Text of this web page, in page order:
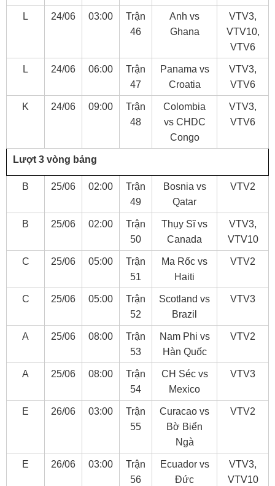
L 24/06 03:00
Trận
46
Anh vs
Ghana
VTV3,
VTV10,
VTV6
L 24/06 06:00
Trận
47
Panama vs
Croatia
VTV3,
VTV6
K 24/06 09:00
Trận
48
Colombia
vs CHDC
Congo
VTV3,
VTV6
Lượt 3 vòng bảng
B 25/06 02:00
Trận
49
Bosnia vs
Qatar
VTV2
B 25/06 02:00
Trận
50
Thụy Sĩ vs
Canada
VTV3,
VTV10
C 25/06 05:00
Trận
51
Ma Rốc vs
Haiti
VTV2
C 25/06 05:00
Trận
52
Scotland vs
Brazil
VTV3
A 25/06 08:00
Trận
53
Nam Phi vs
Hàn Quốc
VTV2
A 25/06 08:00
Trận
54
CH Séc vs
Mexico
VTV3
E 26/06 03:00
Trận
55
Curacao vs
Bờ Biển
Ngà
VTV2
E 26/06 03:00
Trận
56
Ecuador vs
Đức
VTV3,
VTV10